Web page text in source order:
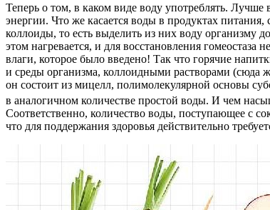
Теперь о том, в каком виде воду употреблять. Лучше
энергии. Что же касается воды в продуктах
коллоиды, то есть выделить из них воду организму
этом нагревается, и для восстановления
влаги, которое было введено! Так что горячие
и среды организма, коллоидными растворами (сюда
он состоит из мицелл, полимолекулярной основы
в аналогичном количестве простой воды. И чем
Соответственно, количество воды, поступающее с
что для поддержания здоровья действительно